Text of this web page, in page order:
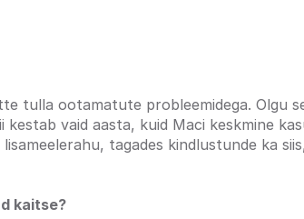
tulla ootamatute probleemidega. Olgu
vaid aasta, kuid Maci keskmine
tagades kindlustunde ka
kaitse?